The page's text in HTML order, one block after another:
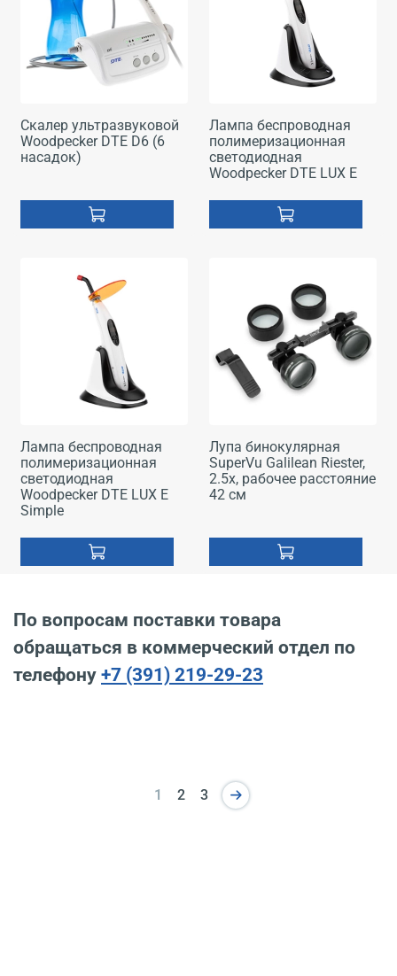
Скалер ультразвуковой
Woodpecker DTE D6 (6
насадок)
Лампа беспроводная
полимеризационная
светодиодная
Woodpecker DTE LUX E
Лампа беспроводная
полимеризационная
светодиодная
Woodpecker DTE LUX E
Simple
Лупа бинокулярная
SuperVu Galilean Riester,
2.5x, рабочее расстояние
42 см
По вопросам поставки товара
обращаться в коммерческий отдел по
телефону +7 (391) 219-29-23
1 2 3